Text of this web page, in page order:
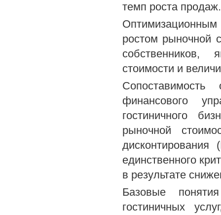
темп роста продаж.
ростом рыночной
собственников,
стоимости и
финансового
гостиничного
рыночной
единственного
в результате
Базовые
гостиничных